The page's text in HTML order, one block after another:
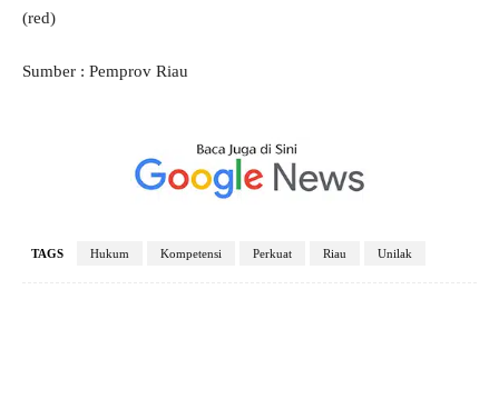
(red)
Sumber : Pemprov Riau
TAGS Hukum Kompetensi Perkuat Riau Unilak